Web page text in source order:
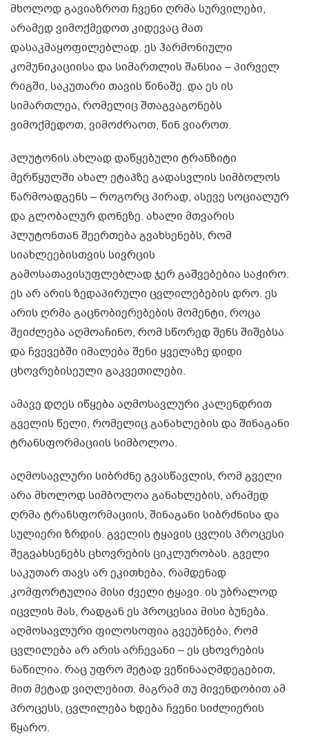
მხოლოდ გავიაზროთ ჩვენი ღრმა სურვილები,
არამედ ვიმოქმედოთ კიდევაც მათ
დასაკმაყოფილებლად. ეს ჰარმონიული
კომუნიკაციისა და სიმართლის შანსია – პირველ
რიგში, საკუთარი თავის წინაშე. და ეს ის
სიმართლეა, რომელიც შთაგვაგონებს
ვიმოქმედოთ, ვიმოძრაოთ, წინ ვიაროთ.
პლუტონის ახლად დაწყებული ტრანზიტი
მერწყულში ახალ ეტაპზე გადასვლის სიმბოლოს
წარმოადგენს – როგორც პირად, ასევე სოციალურ
და გლობალურ დონეზე. ახალი მთვარის
პლუტონთან შეერთება გვახსენებს, რომ
სიახლეებისთვის სივრცის
გამოსათავისუფლებლად ჯერ გაშვებებია საჭირო.
ეს არ არის ზედაპირული ცვლილებების დრო. ეს
არის ღრმა გაცნობიერებების მომენტი, როცა
შეიძლება აღმოაჩინო, რომ სწორედ შენს შიშებსა
და ჩვევებში იმალება შენი ყველაზე დიდი
ცხოვრებისეული გაკვეთილები.
ამავე დღეს იწყება აღმოსავლური კალენდრით
გველის წელი, რომელიც განახლების და შინაგანი
ტრანსფორმაციის სიმბოლოა.
აღმოსავლური სიბრძნე გვასწავლის, რომ გველი
არა მხოლოდ სიმბოლოა განახლების, არამედ
ღრმა ტრანსფორმაციის, შინაგანი სიბრძნისა და
სულიერი ზრდის. გველის ტყავის ცვლის პროცესი
შეგვახსენებს ცხოვრების ციკლურობას. გველი
საკუთარ თავს არ ეკითხება, რამდენად
კომფორტულია მისი ძველი ტყავი. ის უბრალოდ
იცვლის მას, რადგან ეს პროცესია მისი ბუნება.
აღმოსავლური ფილოსოფია გვეუბნება, რომ
ცვლილება არ არის არჩევანი – ეს ცხოვრების
ნაწილია. რაც უფრო მეტად ვეწინააღმდეგებით,
მით მეტად ვიღლებით. მაგრამ თუ მივენდობით ამ
პროცესს, ცვლილება ხდება ჩვენი სიძლიერის
წყარო.